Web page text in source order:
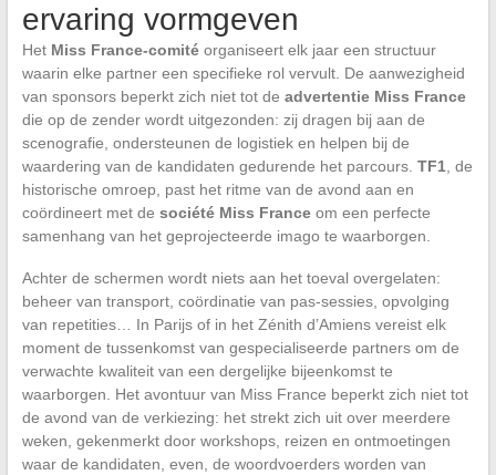
ervaring vormgeven
Het Miss France-comitéorganiseert elk jaar een structuur
waarin elke partner een specifieke rol vervult. De aanwezigheid
van sponsors beperkt zich niet tot de advertentie Miss France
die op de zender wordt uitgezonden: zij dragen bij aan de
scenografie, ondersteunen de logistiek en helpen bij de
waardering van de kandidaten gedurende het parcours. TF1 , de
historische omroep, past het ritme van de avond aan en
coördineert met de société Miss Franceom een perfecte
samenhang van het geprojecteerde imago te waarborgen.
Achter de schermen wordt niets aan het toeval overgelaten:
beheer van transport, coördinatie van pas-sessies, opvolging
van repetities… In Parijs of in het Zénith d’Amiens vereist elk
moment de tussenkomst van gespecialiseerde partners om de
verwachte kwaliteit van een dergelijke bijeenkomst te
waarborgen. Het avontuur van Miss France beperkt zich niet tot
de avond van de verkiezing: het strekt zich uit over meerdere
weken, gekenmerkt door workshops, reizen en ontmoetingen
waar de kandidaten, even, de woordvoerders worden van